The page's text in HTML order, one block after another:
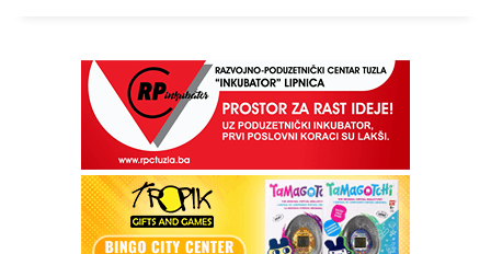
O nama
Kontakt
Impressum